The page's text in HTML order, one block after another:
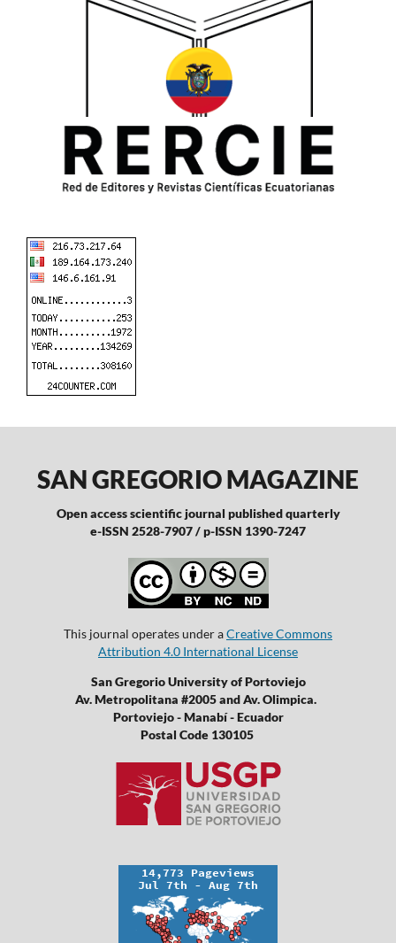
SAN GREGORIO MAGAZINE
Open access scientific journal published quarterly
e-ISSN 2528-7907 / p-ISSN 1390-7247
This journal operates under aCreative Commons
Attribution 4.0 International License
San Gregorio University of Portoviejo
Av. Metropolitana #2005 and Av. Olimpica.
Portoviejo - Manabí - Ecuador
Postal Code 130105